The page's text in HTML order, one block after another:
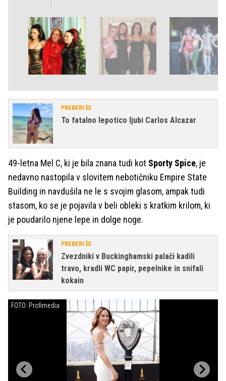
PREBERI ŠE
To fatalno lepotico ljubi Carlos Alcazar
49-letna Mel C, ki je bila znana tudi kot Sporty Spice, je
nedavno nastopila v slovitem nebotičniku Empire State
Building in navdušila ne le s svojim glasom, ampak tudi
stasom, ko se je pojavila v beli obleki s kratkim krilom, ki
je poudarilo njene lepe in dolge noge.
PREBERI ŠE
Zvezdniki v Buckinghamski palači kadili
travo, kradli WC papir, pepelnike in snifali
kokain
FOTO: Profimedia